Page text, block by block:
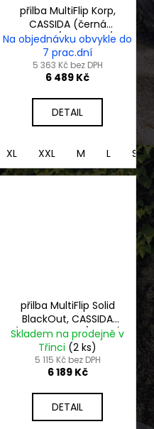
XS
přilba MultiFlip Korp,
CASSIDA (černá
matná/žlutá fluo/
šedá) 2026
Na objednávku obvykle do
7 prac.dní
5 363 Kč bez DPH
6 489 Kč
DETAIL
XL XXL M L S
přilba MultiFlip Solid
BlackOut, CASSIDA
(černá matná/černá)
2026
Skladem na prodejně v
Třinci (2 ks)
5 115 Kč bez DPH
6 189 Kč
DETAIL